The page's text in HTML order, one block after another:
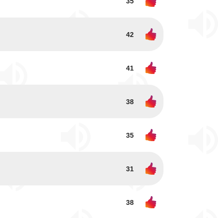
42
41
38
35
31
38